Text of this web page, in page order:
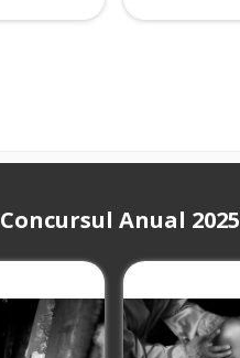
Concursul Anual 2025